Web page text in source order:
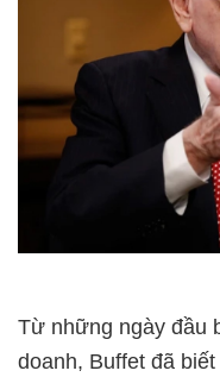
Từ những ngày đầu
doanh, Buffet đã